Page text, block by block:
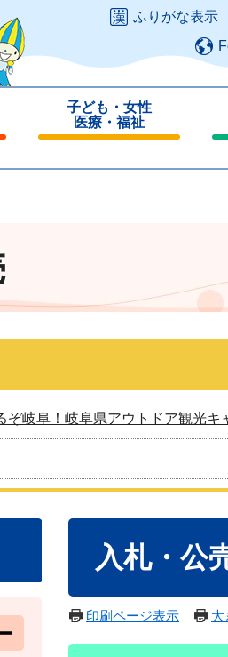
ふりがな表示
子ども・女性
医療・福祉
じ
じ
ぞ岐阜！岐阜県アウトドア観光キ
入札・公
印刷ページ表示 大